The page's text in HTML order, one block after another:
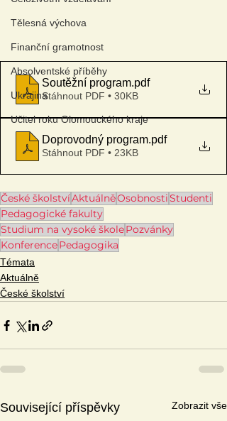
Tělesná výchova
Finanční gramotnost
Absolventské příběhy
Ukrajina
Učitel roku Olomouckého kraje
Soutěžní program.pdf
Stáhnout PDF • 30KB
Doprovodný program.pdf
Stáhnout PDF • 23KB
České školstvíAktuálněOsobnostiStudenti
Pedagogické fakulty
Studium na vysoké školePozvánky
KonferencePedagogika
Témata
Aktuálně
České školství
Související příspěvky Zobrazit vše